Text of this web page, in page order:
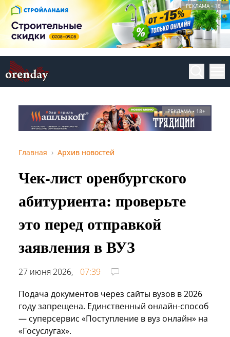
РЕКЛАМА • 18+
РЕКЛАМА • 18+
Главная Архив новостей
Чек-лист оренбургского
абитуриента: проверьте
это перед отправкой
заявления в ВУЗ
27 июня 2026,
07:39
Подача документов через сайты вузов в 2026
году запрещена. Единственный онлайн-способ
— суперсервис «Поступление в вуз онлайн» на
«Госуслугах».